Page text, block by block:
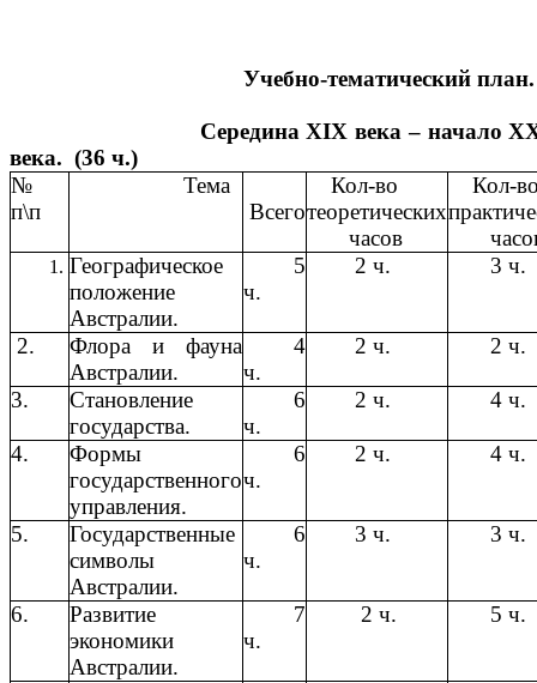
Учебно-тематический план.
Середина XIX века – начало
века. (36 ч.)
№
п\п
Тема
Всего
Кол-во
теоретических
часов
Кол-
Географическое
положение
Австралии.
5
ч.
2 ч. 3 ч.
2.
Флора и фауна
Австралии.
4
ч.
2 ч. 2 ч.
3.
Становление
государства.
6
ч.
2 ч. 4 ч.
4.
Формы
государственного
управления.
6
ч.
2 ч. 4 ч.
5.
Государственные
символы
Австралии.
6
ч.
3 ч. 3 ч.
6.
Развитие
экономики
Австралии.
7
ч.
2 ч. 5 ч.